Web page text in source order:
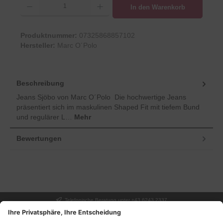
In den Warenkorb
Produktnummer: 07325868857102
Hersteller: Marc O´Polo
Beschreibung
Jeans Sjöbo von Marc O´Polo Die hochwertige Jeans
präsentiert sich im maskulinen Shaped Fit mit tiefem Bund
und regulärer L…
Mehr
Bewertungen
Telefonische Beratung unter +43 6243 2337
UNSER GESCHÄFT